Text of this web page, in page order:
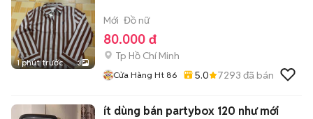
1 phút trước 3
Mới Đồ nữ
80.000 đ
Tp Hồ Chí Minh
Cửa Hàng Ht 86 5.0 7293 đã bán
ít dùng bán partybox 120 như mới